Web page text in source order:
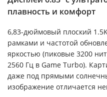
плавность и комфорт
6,83-дюймовый плоский
рамками и частотой
яркостью (пиковые 3200
2560 Гц в Game Turbo).
даже под прямыми
изображение отличается